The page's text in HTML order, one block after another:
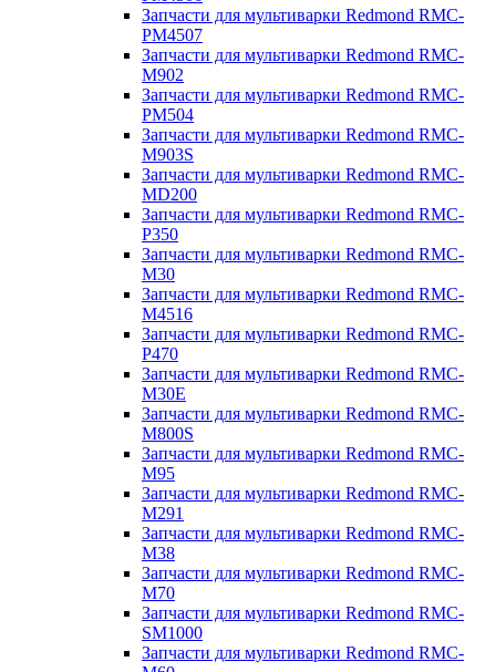
Запчасти для мультиварки Redmond RMC-
PM4507
Запчасти для мультиварки Redmond RMC-
M902
Запчасти для мультиварки Redmond RMC-
PM504
Запчасти для мультиварки Redmond RMC-
M903S
Запчасти для мультиварки Redmond RMC-
MD200
Запчасти для мультиварки Redmond RMC-
P350
Запчасти для мультиварки Redmond RMC-
M30
Запчасти для мультиварки Redmond RMC-
M4516
Запчасти для мультиварки Redmond RMC-
P470
Запчасти для мультиварки Redmond RMC-
M30E
Запчасти для мультиварки Redmond RMC-
M800S
Запчасти для мультиварки Redmond RMC-
M95
Запчасти для мультиварки Redmond RMC-
M291
Запчасти для мультиварки Redmond RMC-
M38
Запчасти для мультиварки Redmond RMC-
M70
Запчасти для мультиварки Redmond RMC-
SM1000
Запчасти для мультиварки Redmond RMC-